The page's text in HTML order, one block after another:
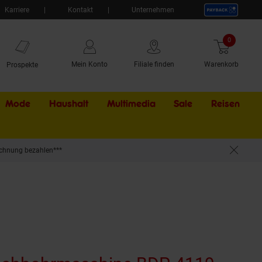
Karriere Kontakt Unternehmen
Prospekte Mein Konto Filiale finden Warenkorb
0 Artikel
Mode Haushalt Multimedia Sale Externer
Reisen
bezahlen***